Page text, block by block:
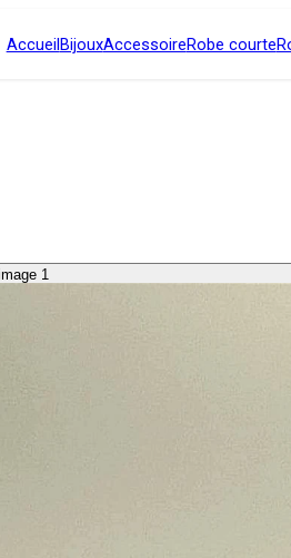
AccueilBijouxAccessoireRobe courte
1